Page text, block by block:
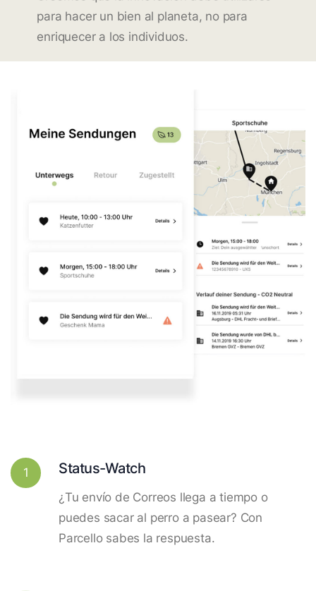
para hacer un bien al planeta, no para
enriquecer a los individuos.
1 Status-Watch
¿Tu envío de Correos llega a tiempo o
puedes sacar al perro a pasear? Con
Parcello sabes la respuesta.